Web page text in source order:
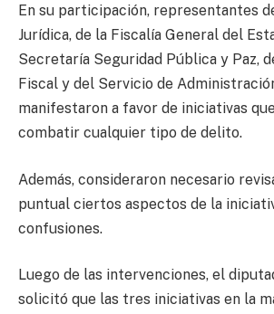
En su participación, representantes
Jurídica, de la Fiscalía General del
Secretaría Seguridad Pública y Paz,
Fiscal y del Servicio de
manifestaron a favor de iniciativas
combatir cualquier tipo de delito.
Además, consideraron necesario
puntual ciertos aspectos de la
confusiones.
Luego de las intervenciones, el
solicitó que las tres iniciativas en la